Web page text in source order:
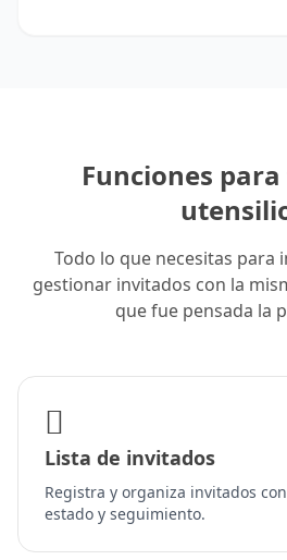
Funciones
Todo lo que necesitas para
gestionar invitados con la
que fue pensada la
Lista de invitados
Registra y organiza invitados
estado y seguimiento.